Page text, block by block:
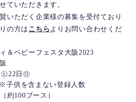
ていただきます。
いただく企業様の募集を受付ており
の方は こちら よりお問い合わせくだ
＆ベビーフェスタ大阪2023
22日㊐
子供を含まない登録人数
約100ブース）